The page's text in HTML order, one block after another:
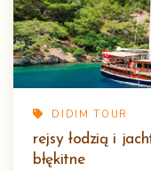
DIDIM TOUR
rejsy łodzią i
błękitne